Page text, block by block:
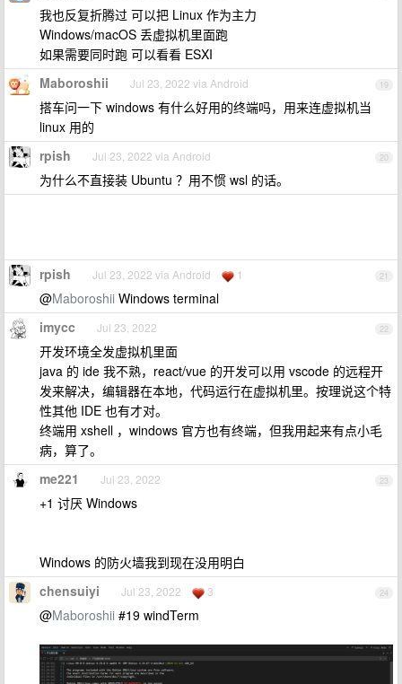
我也反复折腾过 可以把 Linux 作为主力
Windows/macOS 丢虚拟机里面跑
如果需要同时跑 可以看看 ESXI
19
Maboroshii Jul 23, 2022 via Android
搭车问一下 windows 有什么好用的终端吗，用来连虚拟机当
linux 用的
20
rpish Jul 23, 2022 via Android
为什么不直接装 Ubuntu ？用不惯 wsl 的话。
21
rpish Jul 23, 2022 via Android 1
@Maboroshii Windows terminal
22
imycc Jul 23, 2022
开发环境全发虚拟机里面
java 的 ide 我不熟，react/vue 的开发可以用 vscode 的远程开
发来解决，编辑器在本地，代码运行在虚拟机里。按理说这个特
性其他 IDE 也有才对。
终端用 xshell ，windows 官方也有终端，但我用起来有点小毛
病，算了。
23
me221 Jul 23, 2022
+1 讨厌 Windows
Windows 的防火墙我到现在没用明白
24
chensuiyi Jul 23, 2022 3
@Maboroshii #19 windTerm